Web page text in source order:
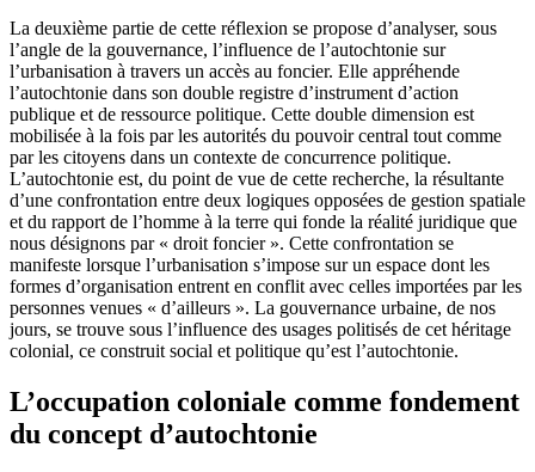
La deuxième partie de cette réflexion se propose d’analyser, sous
l’angle de la gouvernance, l’influence de l’autochtonie sur
l’urbanisation à travers un accès au foncier. Elle appréhende
l’autochtonie dans son double registre d’instrument d’action
publique et de ressource politique. Cette double dimension est
mobilisée à la fois par les autorités du pouvoir central tout comme
par les citoyens dans un contexte de concurrence politique.
L’autochtonie est, du point de vue de cette recherche, la résultante
d’une confrontation entre deux logiques opposées de gestion spatiale
et du rapport de l’homme à la terre qui fonde la réalité juridique que
nous désignons par « droit foncier ». Cette confrontation se
manifeste lorsque l’urbanisation s’impose sur un espace dont les
formes d’organisation entrent en conflit avec celles importées par les
personnes venues « d’ailleurs ». La gouvernance urbaine, de nos
jours, se trouve sous l’influence des usages politisés de cet héritage
colonial, ce construit social et politique qu’est l’autochtonie.
L’occupation coloniale comme fondement
du concept d’autochtonie